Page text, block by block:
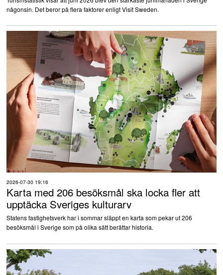
någonsin. Det beror på flera faktorer enligt Visit Sweden.
2026-07-30 19:16
Karta med 206 besöksmål ska locka fler att
upptäcka Sveriges kulturarv
Statens fastighetsverk har i sommar släppt en karta som pekar ut 206
besöksmål i Sverige som på olika sätt berättar historia.